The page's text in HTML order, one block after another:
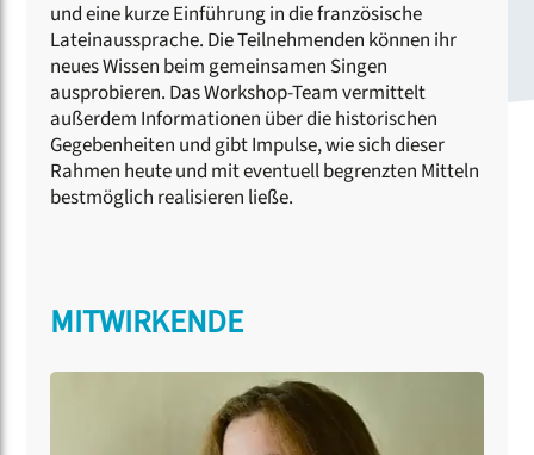
und eine kurze Einführung in die französische
Lateinaussprache. Die Teilnehmenden können ihr
neues Wissen beim gemeinsamen Singen
ausprobieren. Das Workshop-Team vermittelt
außerdem Informationen über die historischen
Gegebenheiten und gibt Impulse, wie sich dieser
Rahmen heute und mit eventuell begrenzten Mitteln
bestmöglich realisieren ließe.
MITWIRKENDE